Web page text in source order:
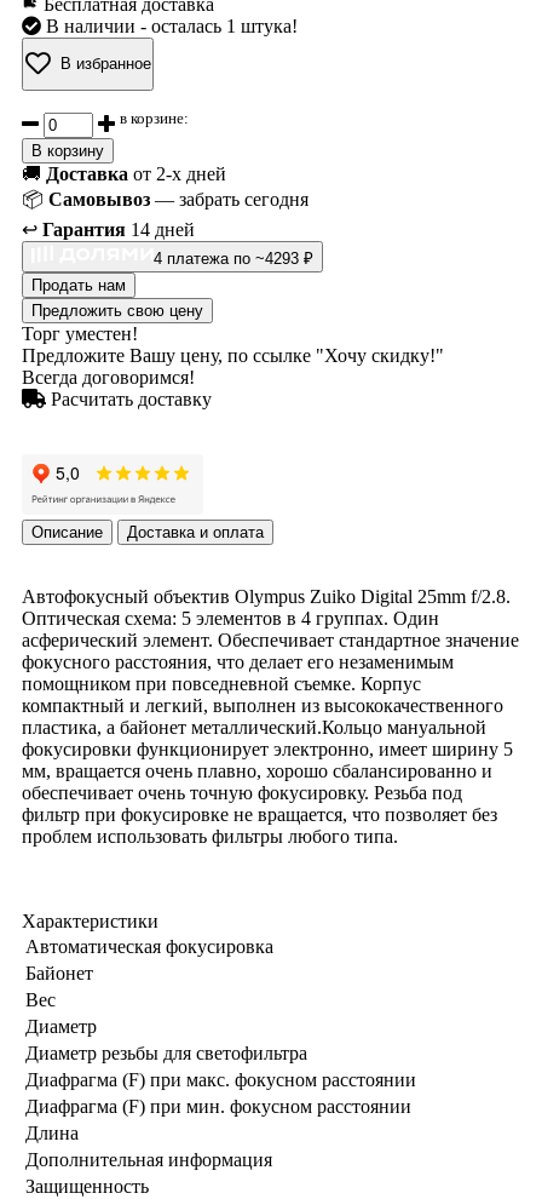
В наличии - осталась 1 штука!
В избранное
в корзине:
В корзину
🚚 Доставка от 2-х дней
📦 Самовывоз — забрать сегодня
↩️ Гарантия 14 дней
4 платежа по ~4293 ₽
Продать нам
Предложить свою цену
Торг уместен!
Предложите Вашу цену, по ссылке "Хочу скидку!"
Всегда договоримся!
Расчитать доставку
Описание Доставка и оплата
Автофокусный объектив Olympus Zuiko Digital 25mm f/2.8.
Оптическая схема: 5 элементов в 4 группах. Один
асферический элемент. Обеспечивает стандартное значение
фокусного расстояния, что делает его незаменимым
помощником при повседневной съемке. Корпус
компактный и легкий, выполнен из высококачественного
пластика, а байонет металлический.Кольцо мануальной
фокусировки функционирует электронно, имеет ширину 5
мм, вращается очень плавно, хорошо сбалансированно и
обеспечивает очень точную фокусировку. Резьба под
фильтр при фокусировке не вращается, что позволяет без
проблем использовать фильтры любого типа.
Характеристики
Автоматическая фокусировка
Байонет
Вес
Диаметр
Диаметр резьбы для светофильтра
Диафрагма (F) при макс. фокусном расстоянии
Диафрагма (F) при мин. фокусном расстоянии
Длина
Дополнительная информация
Защищенность